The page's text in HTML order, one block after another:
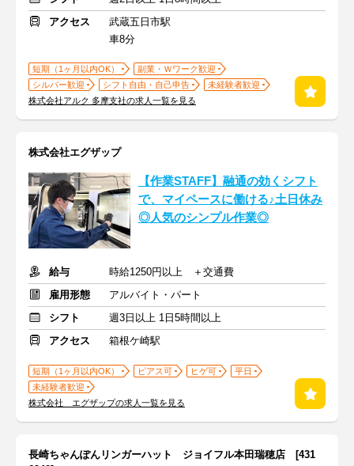
アクセス
武蔵五日市駅
車8分
短期（1ヶ月以内OK）
副業・Ｗワーク歓迎
シルバー歓迎
シフト自由・自己申告
未経験者歓迎
株式会社アルク 多摩支社の求人一覧を見る
株式会社エグザップ
【作業STAFF】融通の効くシフト
で、マイペースに働ける♪土日休み
◎人気のシンプル作業◎
給与
時給1250円以上 ＋交通費
雇用形態
アルバイト・パート
シフト
週3日以上 1日5時間以上
アクセス
箱根ケ崎駅
短期（1ヶ月以内OK） ピアス可 ヒゲ可
平日
未経験者歓迎
株式会社 エグザップの求人一覧を見る
長崎ちゃんぽんリンガーハット ジョイフル本田瑞穂店 [431